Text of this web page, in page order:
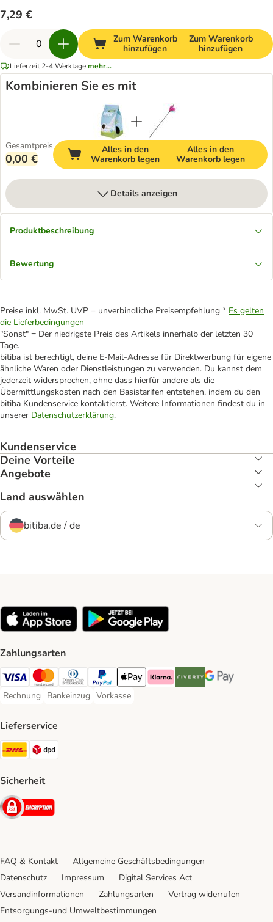
7,29 €
Zum Warenkorb
hinzufügen
Zum Warenkorb
hinzufügen
Lieferzeit 2-4 Werktagemehr...
Kombinieren Sie es mit
Gesamtpreis
0,00 €
Alles in den
Warenkorb legen
Alles in den
Warenkorb legen
Details anzeigen
Produktbeschreibung
Bewertung
Preise inkl. MwSt. UVP = unverbindliche Preisempfehlung * Es gelten
die Lieferbedingungen
"Sonst" = Der niedrigste Preis des Artikels innerhalb der letzten 30
Tage.
bitiba ist berechtigt, deine E-Mail-Adresse für Direktwerbung für eigene
ähnliche Waren oder Dienstleistungen zu verwenden. Du kannst dem
jederzeit widersprechen, ohne dass hierfür andere als die
Übermittlungskosten nach den Basistarifen entstehen, indem du den
bitiba Kundenservice kontaktierst. Weitere Informationen findest du in
unserer Datenschutzerklärung.
Kundenservice
Deine Vorteile
Angebote
Land auswählen
bitiba.de / de
Zahlungsarten
Visa Payment Method
Mastercard Payment Method
Diners Club Payment Method
PayPal Payment Method
Apple Pay Payment Method
Klarna Payment Method
Riverty Payment Method
Google Pay
Rechnung
Rechnung Payment Method
Bankeinzug
Bankeinzug Payment Method
Vorkasse
Vorkasse Payment Method
Lieferservice
DHL Shipping Method
Sicherheit
Security
FAQ & Kontakt
Allgemeine Geschäftsbedingungen
Datenschutz
Impressum
Digital Services Act
Versandinformationen
Zahlungsarten
Vertrag widerrufen
Entsorgungs-und Umweltbestimmungen